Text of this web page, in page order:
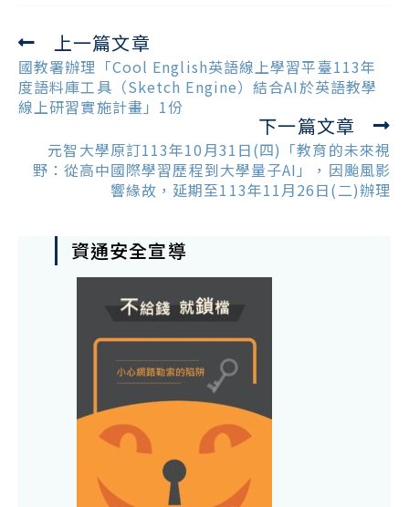
Read
more
articles
上一篇文章
國教署辦理「Cool English英語線上學習平臺113年
度語料庫工具（Sketch Engine）結合AI於英語教學
線上研習實施計畫」1份
下一篇文章
元智大學原訂113年10月31日(四)「教育的未來視
野：從高中國際學習歷程到大學量子AI」，因颱風影
響緣故，延期至113年11月26日(二)辦理
資通安全宣導